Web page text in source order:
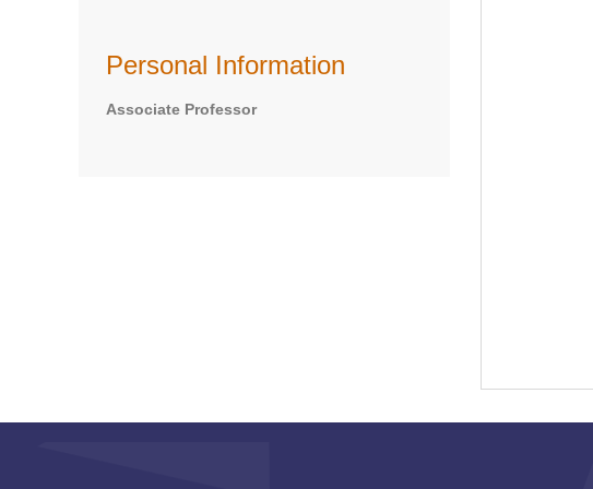
Personal Information
Associate Professor